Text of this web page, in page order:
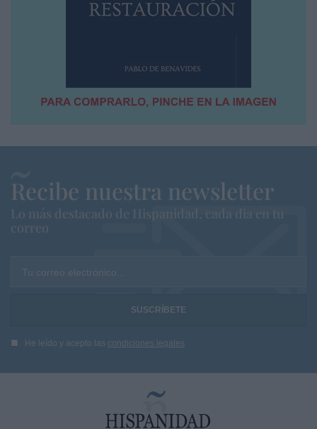
Recibe nuestra newsletter
Lo más destacado de Hispanidad, cada dia en tu
correo
Tu correo electrónico...
He leído y acepto las condiciones legales